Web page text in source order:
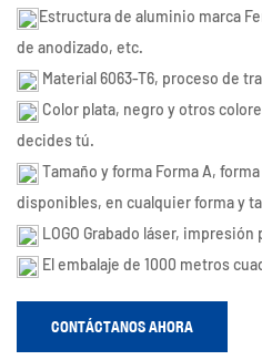
Estructura de aluminio marca
de anodizado, etc.
Material 6063-T6, proceso de
Color plata, negro y otros
decides tú.
Tamaño y forma Forma A,
disponibles, en cualquier forma y
LOGO Grabado láser,
El embalaje de 1000 metros
CONTÁCTANOS AHORA